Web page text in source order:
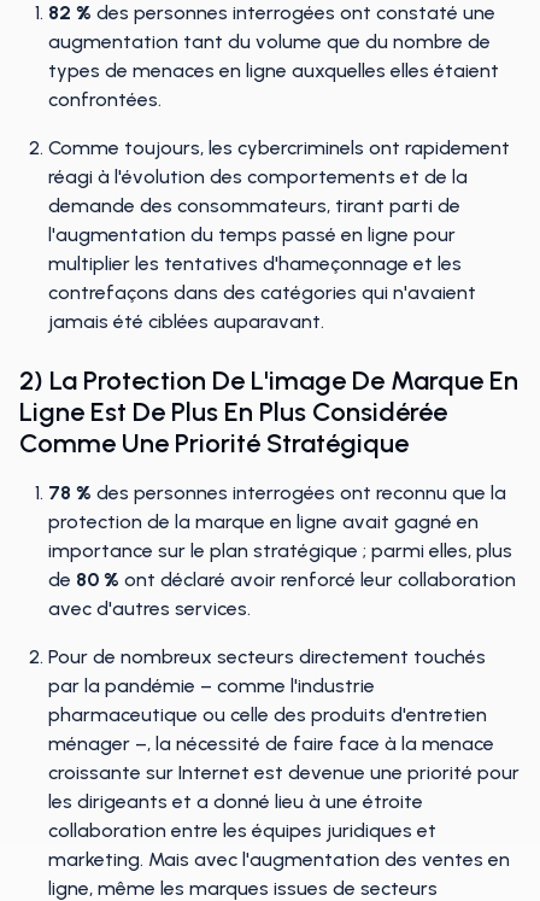
82 % des personnes interrogées ont constaté une
augmentation tant du volume que du nombre de
types de menaces en ligne auxquelles elles étaient
confrontées.
Comme toujours, les cybercriminels ont rapidement
réagi à l'évolution des comportements et de la
demande des consommateurs, tirant parti de
l'augmentation du temps passé en ligne pour
multiplier les tentatives d'hameçonnage et les
contrefaçons dans des catégories qui n'avaient
jamais été ciblées auparavant.
2) La Protection De L'image De Marque En
Ligne Est De Plus En Plus Considérée
Comme Une Priorité Stratégique
78 % des personnes interrogées ont reconnu que la
protection de la marque en ligne avait gagné en
importance sur le plan stratégique ; parmi elles, plus
de 80 % ont déclaré avoir renforcé leur collaboration
avec d'autres services.
Pour de nombreux secteurs directement touchés
par la pandémie – comme l'industrie
pharmaceutique ou celle des produits d'entretien
ménager –, la nécessité de faire face à la menace
croissante sur Internet est devenue une priorité pour
les dirigeants et a donné lieu à une étroite
collaboration entre les équipes juridiques et
marketing. Mais avec l'augmentation des ventes en
ligne, même les marques issues de secteurs